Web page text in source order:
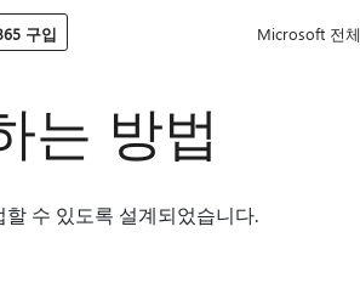
구입 Microsoft 전체
는 방법
수 있도록 설계되었습니다.